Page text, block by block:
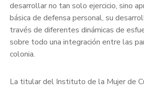
desarrollar no tan solo ejercicio, sino
básica de defensa personal, su
través de diferentes dinámicas de
sobre todo una integración entre las
colonia.
La titular del Instituto de la Mujer de